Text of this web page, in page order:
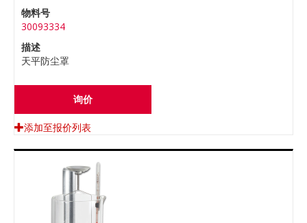
物料号
30093334
描述
天平防尘罩
询价
添加至报价列表